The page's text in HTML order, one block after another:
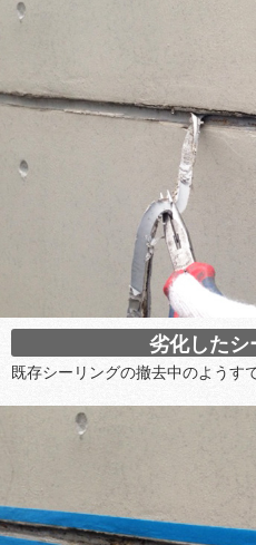
劣化したシ
既存シーリングの撤去中のようすで